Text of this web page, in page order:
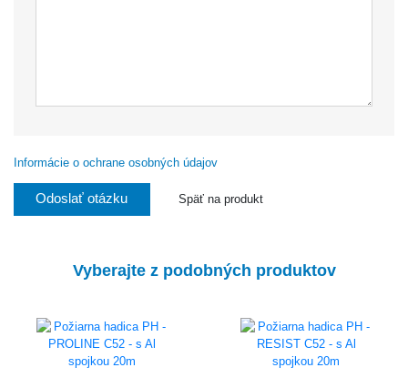
Informácie o ochrane osobných údajov
Odoslať otázku Späť na produkt
Vyberajte z podobných produktov